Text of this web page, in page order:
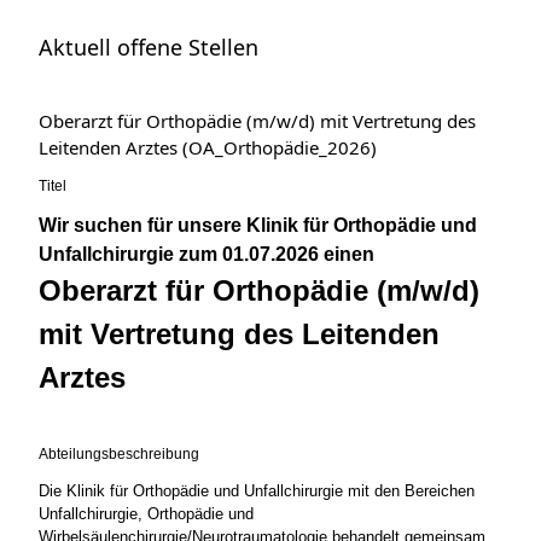
Aktuell offene Stellen
Oberarzt für Orthopädie (m/w/d) mit Vertretung des
Leitenden Arztes (OA_Orthopädie_2026)
Titel
Wir suchen für unsere Klinik für Orthopädie und
Unfallchirurgie zum 01.07.2026 einen
Oberarzt für Orthopädie (m/w/d)
mit Vertretung des Leitenden
Arztes
Abteilungsbeschreibung
Die Klinik für Orthopädie und Unfallchirurgie mit den Bereichen
Unfallchirurgie, Orthopädie und
Wirbelsäulenchirurgie/Neurotraumatologie behandelt gemeinsam